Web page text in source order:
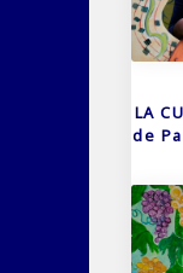
LA
de